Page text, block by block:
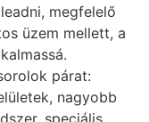
megfelelő
üzem mellett, a
párat:
nagyobb
speciális